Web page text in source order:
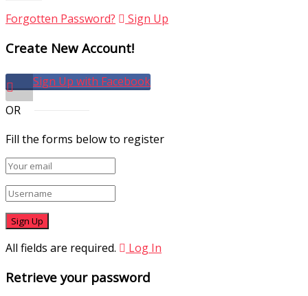
Forgotten Password? Sign Up
Create New Account!
Sign Up with Facebook
OR
Fill the forms below to register
All fields are required. Log In
Retrieve your password